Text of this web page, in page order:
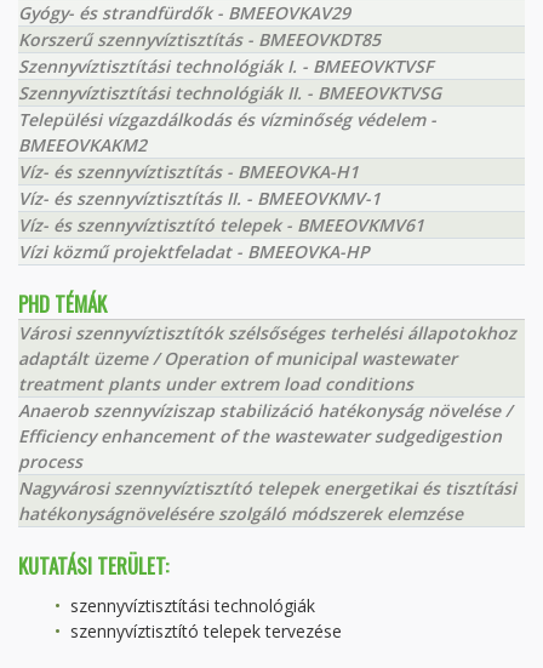
Gyógy- és strandfürdők - BMEEOVKAV29
Korszerű szennyvíztisztítás - BMEEOVKDT85
Szennyvíztisztítási technológiák I. - BMEEOVKTVSF
Szennyvíztisztítási technológiák II. - BMEEOVKTVSG
Települési vízgazdálkodás és vízminőség védelem -
BMEEOVKAKM2
Víz- és szennyvíztisztítás - BMEEOVKA-H1
Víz- és szennyvíztisztítás II. - BMEEOVKMV-1
Víz- és szennyvíztisztító telepek - BMEEOVKMV61
Vízi közmű projektfeladat - BMEEOVKA-HP
PHD TÉMÁK
Városi szennyvíztisztítók szélsőséges terhelési állapotokhoz
adaptált üzeme / Operation of municipal wastewater
treatment plants under extrem load conditions
Anaerob szennyvíziszap stabilizáció hatékonyság növelése /
Efficiency enhancement of the wastewater sudgedigestion
process
Nagyvárosi szennyvíztisztító telepek energetikai és tisztítási
hatékonyságnövelésére szolgáló módszerek elemzése
KUTATÁSI TERÜLET:
szennyvíztisztítási technológiák
szennyvíztisztító telepek tervezése